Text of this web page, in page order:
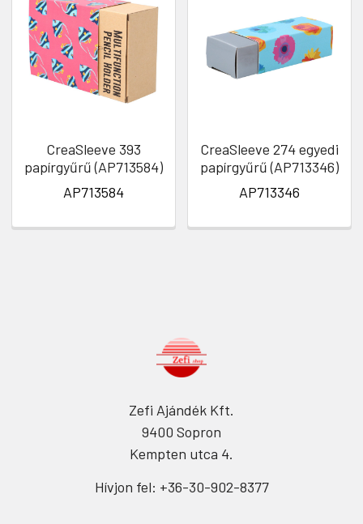
CreaSleeve 393
papírgyűrű (AP713584)
AP713584
CreaSleeve 274 egyedi
papírgyűrű (AP713346)
AP713346
Zefi Ajándék Kft.
9400 Sopron
Kempten utca 4.
Hívjon fel: +36-30-902-8377